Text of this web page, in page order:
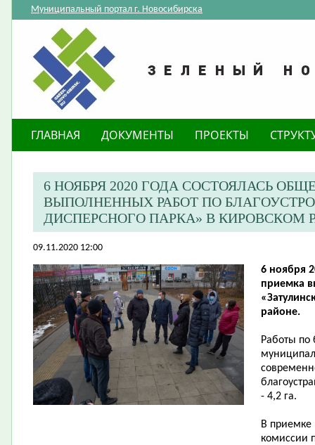
Муниципальный портал г. Новосибирска
ГЛАВНАЯ ДОКУМЕНТЫ ПРОЕКТЫ
​6 НОЯБРЯ 2020 ГОДА СОСТОЯЛАСЬ
ВЫПОЛНЕННЫХ РАБОТ ПО
ДИСПЕРСНОГО ПАРКА» В КИРОВСКОМ
09.11.2020 12:00
6 ноября
приемка
районе.
Работы по
- 4,2 га.
В приемке
комиссии